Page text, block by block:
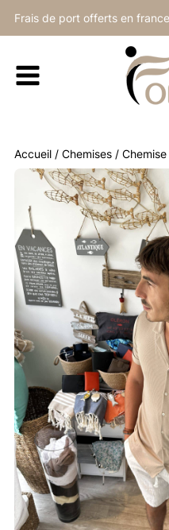
Frais de port offerts en
Accueil / Chemises /